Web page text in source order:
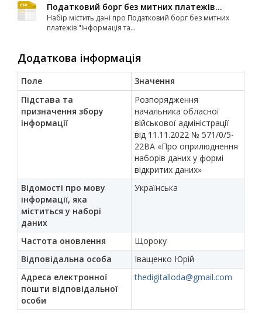
Податковий борг без митних платежів...
Набір містить дані про Податковий борг без митних
платежів "Iнформацiя та...
Додаткова інформація
Поле
Значення
Підстава та
призначення збору
інформації
Розпорядження
начальника обласної
військової адміністрації
від 11.11.2022 № 571/0/5-
22ВА «Про оприлюднення
наборів даних у формі
відкритих даних»
Відомості про мову
інформації, яка
міститься у наборі
даних
Українська
Частота оновлення
Щороку
Відповідальна особа
Іващенко Юрій
Адреса електронної
пошти відповідальної
особи
thedigitalloda@gmail.com